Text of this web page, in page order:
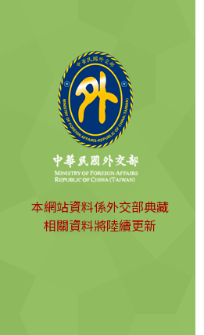
本網站資料係外交部典藏
相關資料將陸續更新